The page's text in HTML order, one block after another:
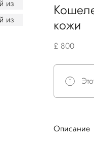
кожи
£ 800
Описание